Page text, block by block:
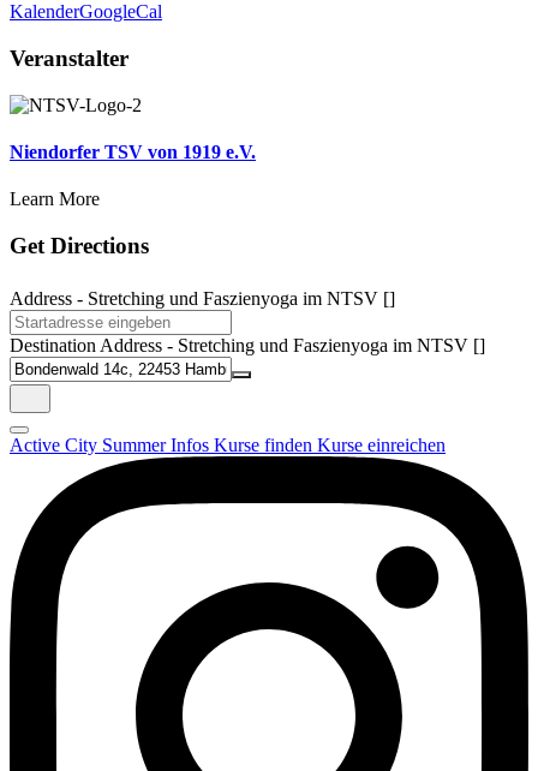
KalenderGoogleCal
Veranstalter
Niendorfer TSV von 1919 e.V.
Learn More
Get Directions
Address - Stretching und Faszienyoga im NTSV []
Destination Address - Stretching und Faszienyoga im NTSV []
Active City SummerInfos Kurse finden Kurse einreichen